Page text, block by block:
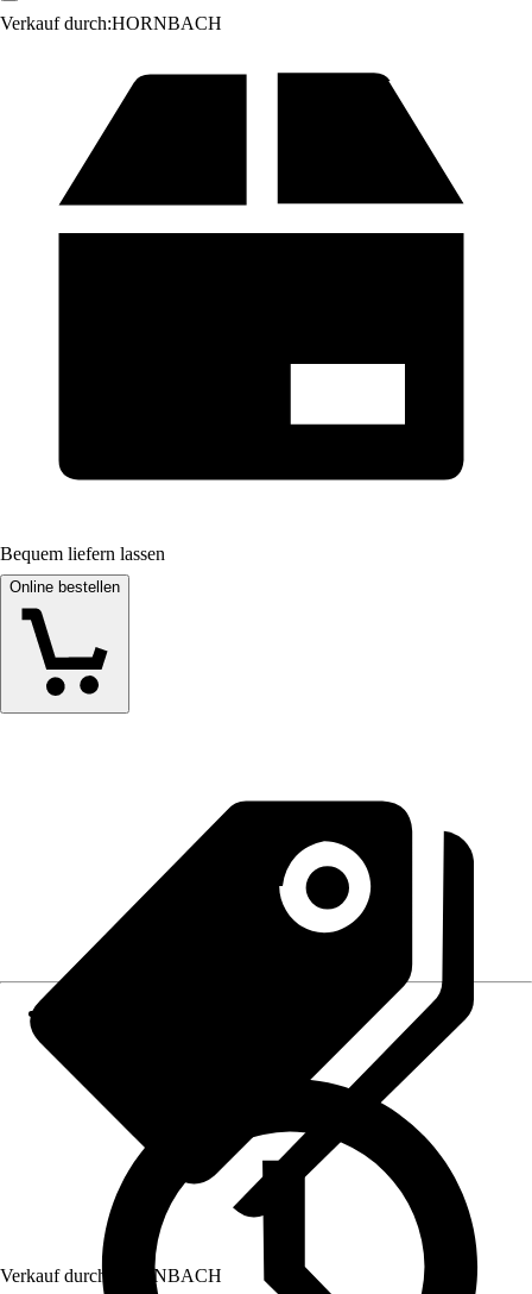
Verkauf durch:HORNBACH
Bequem liefern lassen
Online bestellen
Verkauf durch: HORNBACH